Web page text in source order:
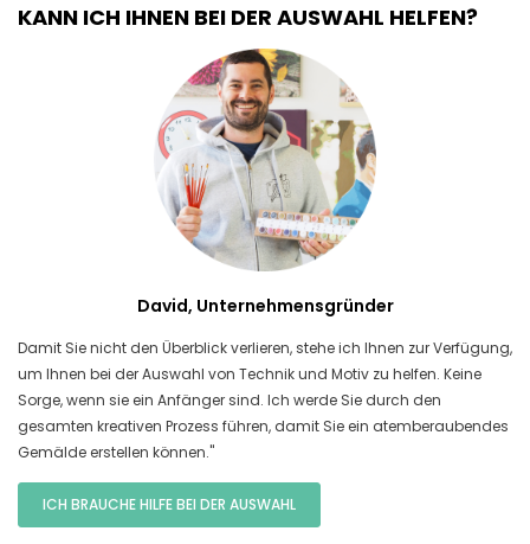
KANN ICH IHNEN BEI DER AUSWAHL HELFEN?
David, Unternehmensgründer
Damit Sie nicht den Überblick verlieren, stehe ich Ihnen zur Verfügung,
um Ihnen bei der Auswahl von Technik und Motiv zu helfen. Keine
Sorge, wenn sie ein Anfänger sind. Ich werde Sie durch den
gesamten kreativen Prozess führen, damit Sie ein atemberaubendes
Gemälde erstellen können."
ICH BRAUCHE HILFE BEI DER AUSWAHL